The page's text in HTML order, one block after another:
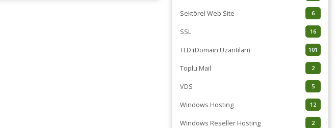
6
Sektörel Web Site
16
SSL
101
TLD (Domain Uzantıları)
2
Toplu Mail
5
VDS
12
Windows Hosting
2
Windows Reseller Hosting